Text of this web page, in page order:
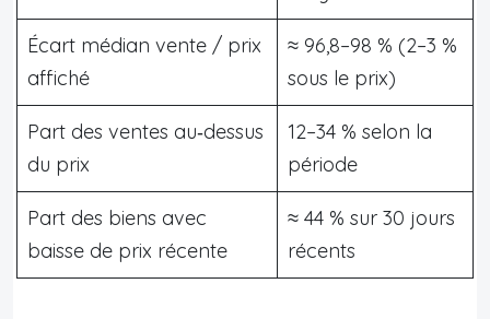
Écart médian vente / prix
affiché
≈ 96,8–98 % (2–3 %
sous le prix)
Part des ventes au‑dessus
du prix
12–34 % selon la
période
Part des biens avec
baisse de prix récente
≈ 44 % sur 30 jours
récents